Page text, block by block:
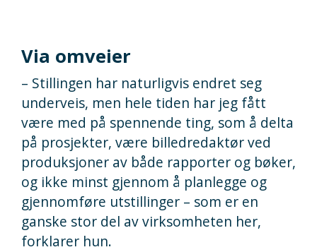
Via omveier
– Stillingen har naturligvis endret seg
underveis, men hele tiden har jeg fått
være med på spennende ting, som å delta
på prosjekter, være billedredaktør ved
produksjoner av både rapporter og bøker,
og ikke minst gjennom å planlegge og
gjennomføre utstillinger – som er en
ganske stor del av virksomheten her,
forklarer hun.